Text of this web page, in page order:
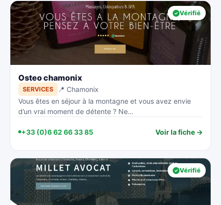
Vérifié
Osteo chamonix
SERVICES
📍 Chamonix
Vous êtes en séjour à la montagne et vous avez envie
d’un vrai moment de détente ? Ne…
+33 (0)6 62 66 33 85 Voir la fiche →
Vérifié